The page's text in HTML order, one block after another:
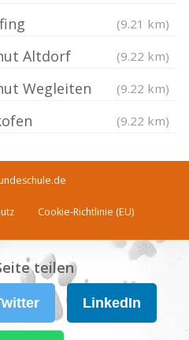
(9.21 km)
Altdorf (9.22 km)
Wegleiten (9.22 km)
(9.22 km)
Cookie-Richtlinie (EU)
teilen
LinkedIn